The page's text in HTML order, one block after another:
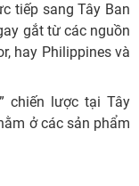
tiếp sang Tây Ban
gắt từ các nguồn
hay Philippines và
chiến lược tại Tây
ở các sản phẩm